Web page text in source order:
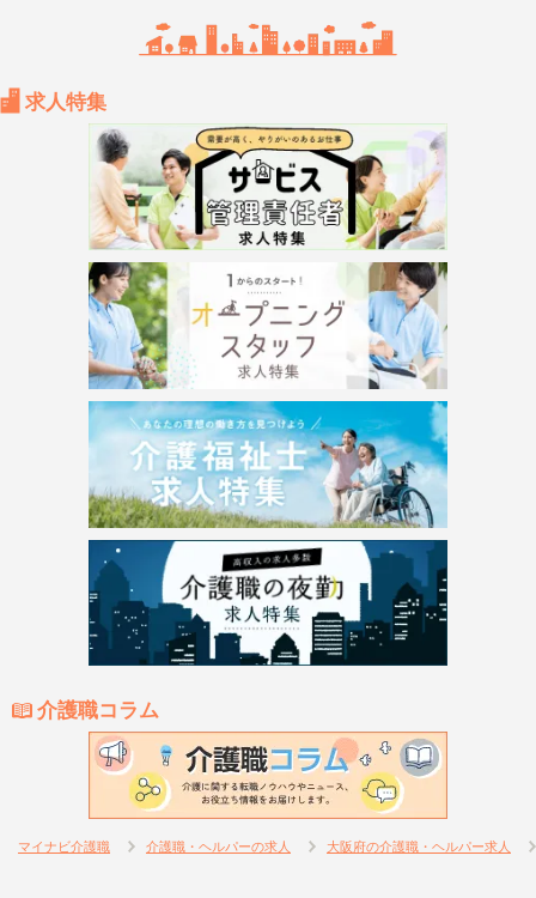
求人特集
介護職コラム
マイナビ介護職 介護職・ヘルパーの求人 大阪府の介護職・ヘルパー求人